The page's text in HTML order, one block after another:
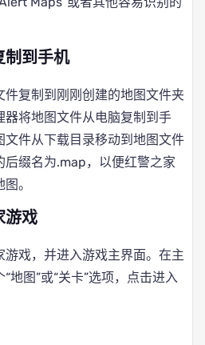
制到手机
复制到刚刚创建的地图文件夹
器将地图文件从电脑复制到手
文件从下载目录移动到地图文件
后缀名为.map，以便红警之家
。
游戏
戏，并进入游戏主界面。在主
地图”或“关卡”选项，点击进入